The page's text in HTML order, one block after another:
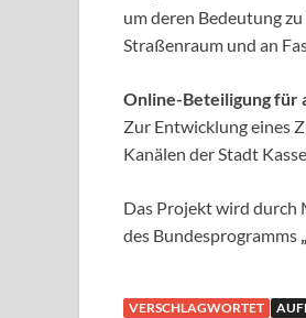
um deren Bedeutung
Straßenraum und an
Online-Beteiligung für
Zur Entwicklung eines
Kanälen der Stadt
Das Projekt wird durch
des Bundesprogramms
VERSCHLAGWORTET